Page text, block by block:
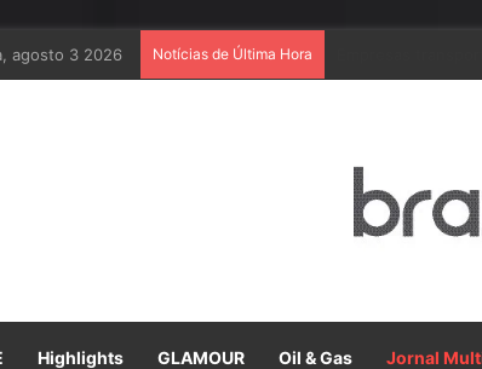
agosto 3 2026 Notícias de Última Hora
Highlights GLAMOUR Oil & Gas Jornal